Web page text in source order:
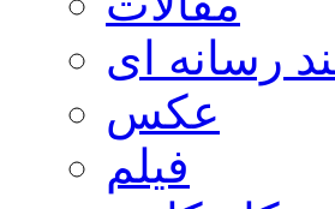
رسانه ای
عکس
فیلم